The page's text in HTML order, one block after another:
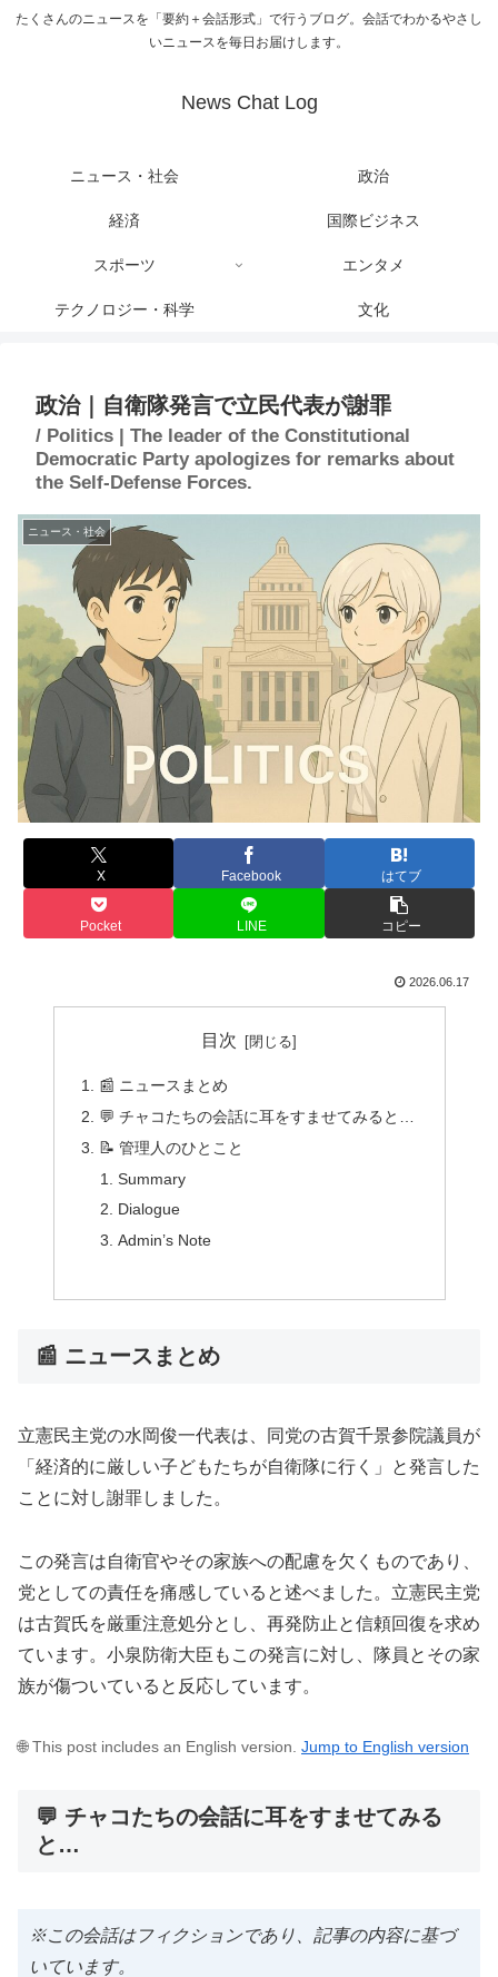
たくさんのニュースを「要約＋会話形式」で行うブログ。会話でわかるやさし
いニュースを毎日お届けします。
News Chat Log
ニュース・社会 政治
経済 国際ビジネス
スポーツ エンタメ
テクノロジー・科学 文化
政治｜自衛隊発言で立民代表が謝罪
/ Politics | The leader of the Constitutional
Democratic Party apologizes for remarks about
the Self-Defense Forces.
ニュース・社会
X Facebook はてブ
Pocket LINE コピー
2026.06.17
目次
📰 ニュースまとめ
💬 チャコたちの会話に耳をすませてみると…
📝 管理人のひとこと
Summary
Dialogue
Admin’s Note
📰 ニュースまとめ
立憲民主党の水岡俊一代表は、同党の古賀千景参院議員が
「経済的に厳しい子どもたちが自衛隊に行く」と発言した
ことに対し謝罪しました。
この発言は自衛官やその家族への配慮を欠くものであり、
党としての責任を痛感していると述べました。立憲民主党
は古賀氏を厳重注意処分とし、再発防止と信頼回復を求め
ています。小泉防衛大臣もこの発言に対し、隊員とその家
族が傷ついていると反応しています。
🌐 This post includes an English version. Jump to English version
💬 チャコたちの会話に耳をすませてみる
と…
※この会話はフィクションであり、記事の内容に基づ
いています。